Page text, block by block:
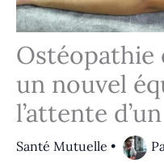
Ostéopathie
un nouvel
l’attente
Santé Mutuelle •